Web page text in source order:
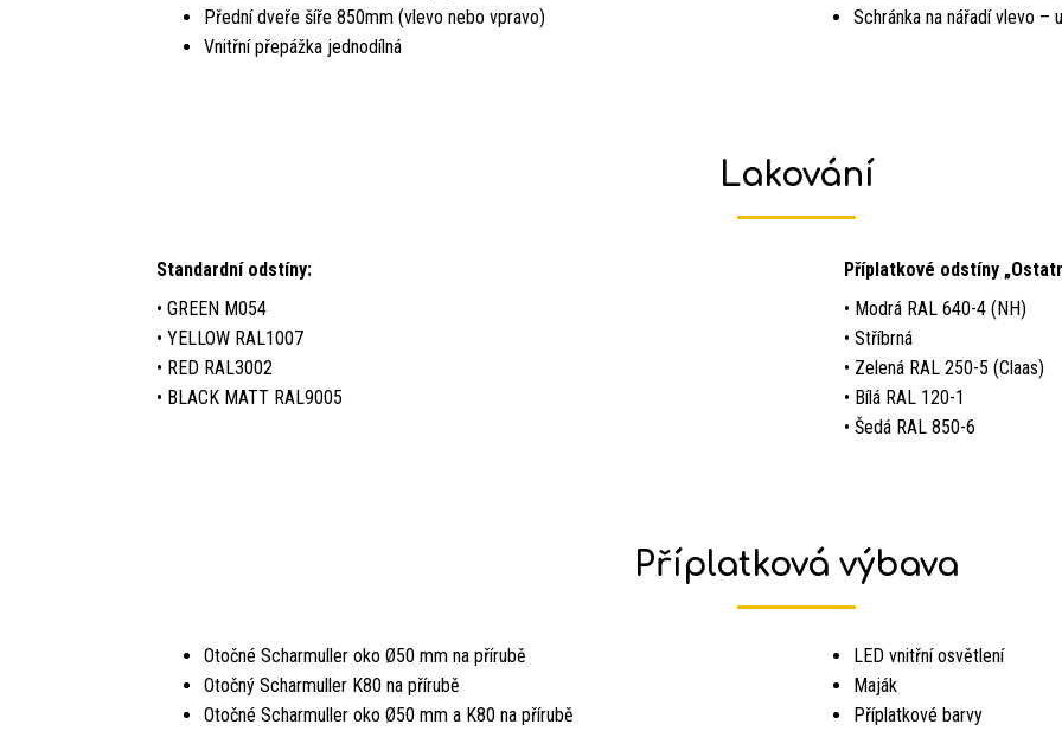
Přední dveře šíře 850mm (vlevo nebo vpravo)
Vnitřní přepážka jednodílná
Schránka na nářadí vlevo –
Lakování
Standardní odstíny:
• GREEN M054
• YELLOW RAL1007
• RED RAL3002
• BLACK MATT RAL9005
Příplatkové odstíny
• Modrá RAL 640-4 (NH)
• Stříbrná
• Zelená RAL 250-5 (Claas)
• Bílá RAL 120-1
• Šedá RAL 850-6
Příplatková výbava
Otočné Scharmuller oko Ø50 mm na přírubě
Otočný Scharmuller K80 na přírubě
Otočné Scharmuller oko Ø50 mm a K80 na přírubě
LED vnitřní osvětlení
Maják
Příplatkové barvy